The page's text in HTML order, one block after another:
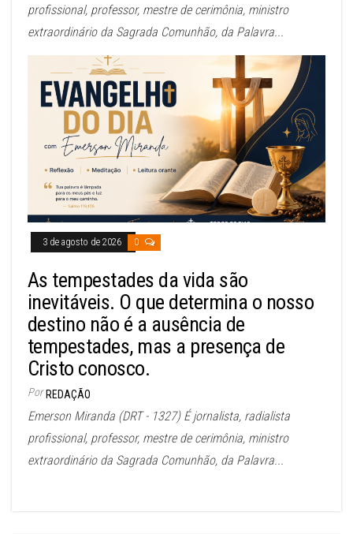
profissional, professor, mestre de cerimônia, ministro
extraordinário da Sagrada Comunhão, da Palavra...
3 de agosto de 2026 0
As tempestades da vida são
inevitáveis. O que determina o nosso
destino não é a ausência de
tempestades, mas a presença de
Cristo conosco.
Por REDAÇÃO
Emerson Miranda (DRT - 1327) É jornalista, radialista
profissional, professor, mestre de cerimônia, ministro
extraordinário da Sagrada Comunhão, da Palavra...